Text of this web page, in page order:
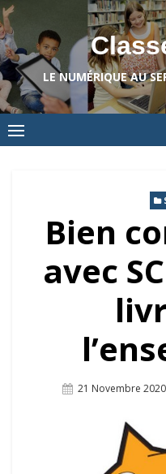
Skip
to
content
LE NUMÉRIQUE AU
Bien
avec
Posted
21 Novembre 2020